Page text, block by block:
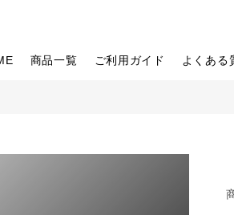
商品一覧 ご利用ガイド よくある